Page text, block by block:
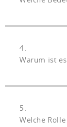
4.
Warum ist
5.
Welche